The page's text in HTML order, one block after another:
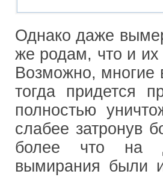
Однако даже
же родам, что и
Возможно, многие
тогда придется
полностью
слабее затронув
более что на
вымирания были